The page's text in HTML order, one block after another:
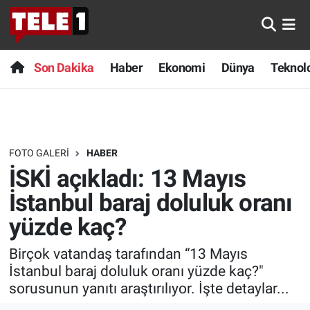
Son Dakika Haber Ekonomi Dünya
FOTO GALERI HABER
İSKİ açıkladı: 13 Mayıs
İstanbul baraj doluluk oranı
yüzde kaç?
Birçok vatandaş tarafından “13 Mayıs
İstanbul baraj doluluk oranı yüzde kaç?"
sorusunun yanıtı araştırılıyor. İşte detaylar...
Anında Manşet
Başka Sohbetler
Bilim turu
Bilim ve Teknoloji Evreni
Doğa Konuşuyor
Dünya
Ege Saati
Son Dakika
Haber
Dünya
Teknoloji
Sağlık
Spor
Yayın Akışı
Nöbetçi Eczaneler
Hava Durumu
Trafik Durumu
Süper Lig Puan Durumu ve Fikstür
Tüm Manşetler
Son Dakika Haberleri
Haber Arşivi